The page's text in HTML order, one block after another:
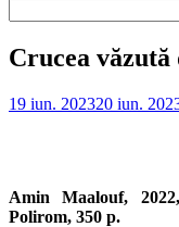
Crucea
19 iun. 202320 iun.
Amin Maalouf,
Polirom, 350 p.